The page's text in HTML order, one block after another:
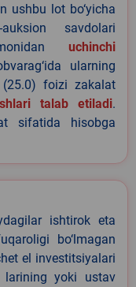
ushbu lot bo‘yicha
savdolari
uchinchi
ularning
foizi zakalat
talab etiladi.
sifatida hisobga
ishtirok eta
bo‘lmagan
el investitsiyalari
larining yoki ustav